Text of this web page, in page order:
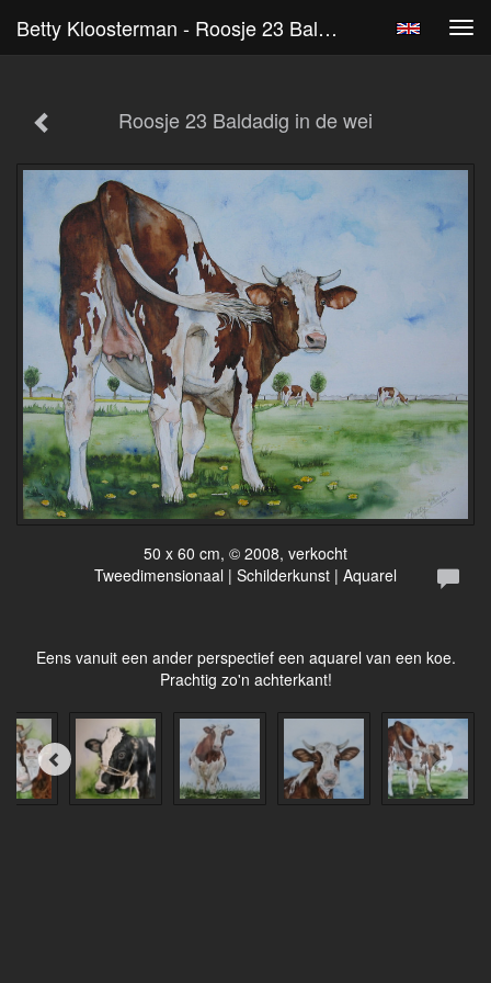
Betty Kloosterman - Roosje 23 Baldadig In De Wei
Roosje 23 Baldadig in de wei
50 x 60 cm, © 2008, verkocht
Tweedimensionaal | Schilderkunst | Aquarel
Eens vanuit een ander perspectief een aquarel van een koe.
Prachtig zo'n achterkant!